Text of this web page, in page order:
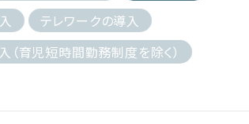
テレワークの導入
育児短時間勤務制度を除く）